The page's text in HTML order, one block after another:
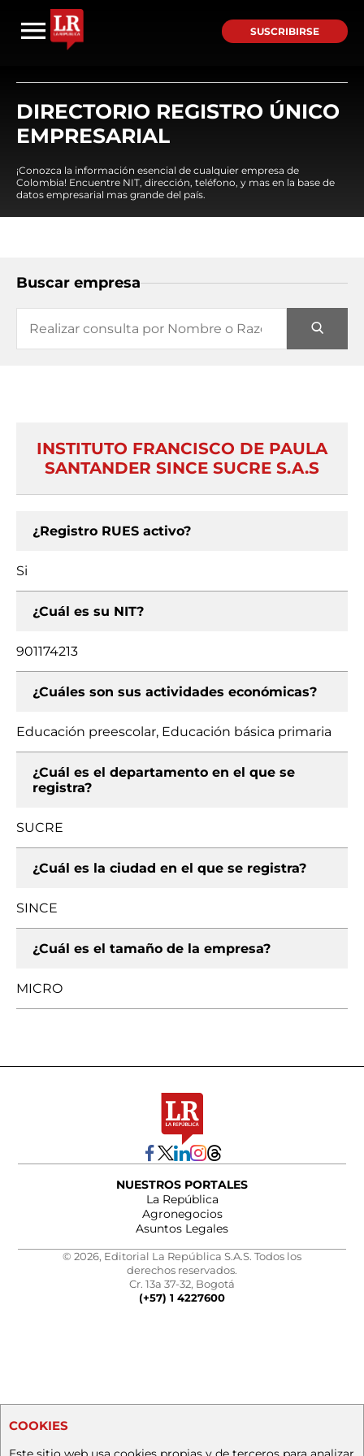
SUSCRIBIRSE
DIRECTORIO REGISTRO ÚNICO
EMPRESARIAL
¡Conozca la información esencial de cualquier empresa de
Colombia! Encuentre NIT, dirección, teléfono, y mas en la base de
datos empresarial mas grande del país.
Buscar empresa
INSTITUTO FRANCISCO DE PAULA
SANTANDER SINCE SUCRE S.A.S
¿Registro RUES activo?
Si
¿Cuál es su NIT?
901174213
¿Cuáles son sus actividades económicas?
Educación preescolar, Educación básica primaria
¿Cuál es el departamento en el que se
registra?
SUCRE
¿Cuál es la ciudad en el que se registra?
SINCE
¿Cuál es el tamaño de la empresa?
MICRO
NUESTROS PORTALES
La República
Agronegocios
Asuntos Legales
© 2026, Editorial La República S.A.S. Todos los
derechos reservados.
Cr. 13a 37-32, Bogotá
(+57) 1 4227600
COOKIES